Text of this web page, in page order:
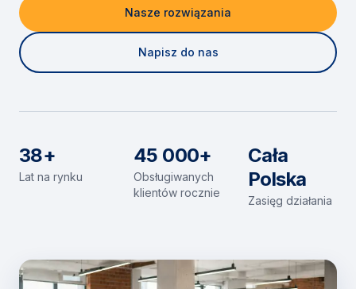
Nasze rozwiązania
Napisz do nas
38+
Lat na rynku
45 000+
Obsługiwanych
klientów rocznie
Cała
Polska
Zasięg działania